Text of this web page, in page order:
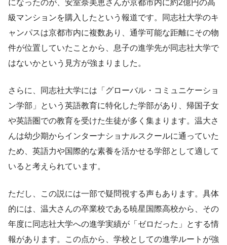
になったのが、安室奈美恵さんが京都市内に約2億円の高
級マンションを購入したという報道です。同志社大学のキ
ャンパスは京都市内に複数あり、通学可能な距離にその物
件が位置していたことから、息子の進学先が同志社大学で
はないかという見方が強まりました。
さらに、同志社大学には「グローバル・コミュニケーショ
ン学部」という英語教育に特化した学部があり、帰国子女
や英語圏での教育を受けた生徒が多く集まります。温大さ
んは幼少期からインターナショナルスクールに通っていた
ため、英語力や国際的な素養を活かせる学部として適して
いると考えられています。
ただし、この説には一部で疑問視する声もあります。具体
的には、温大さんの卒業校である暁星国際高校から、その
年度に同志社大学への進学実績が「ゼロだった」とする情
報があります。この点から、学校としての進学ルートが強